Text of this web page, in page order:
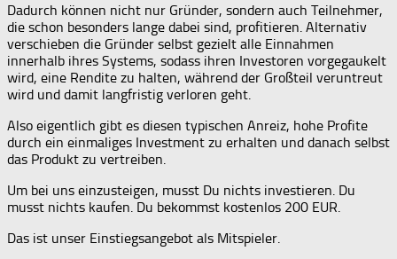
Dadurch können nicht nur Gründer, sondern auch Teilnehmer,
die schon besonders lange dabei sind, profitieren. Alternativ
verschieben die Gründer selbst gezielt alle Einnahmen
innerhalb ihres Systems, sodass ihren Investoren vorgegaukelt
wird, eine Rendite zu halten, während der Großteil veruntreut
wird und damit langfristig verloren geht.
Also eigentlich gibt es diesen typischen Anreiz, hohe Profite
durch ein einmaliges Investment zu erhalten und danach selbst
das Produkt zu vertreiben.
Um bei uns einzusteigen, musst Du nichts investieren. Du
musst nichts kaufen. Du bekommst kostenlos 200 EUR.
Das ist unser Einstiegsangebot als Mitspieler.